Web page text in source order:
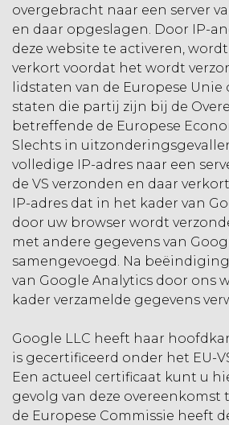
overgebracht naar een server
en daar opgeslagen. Door IP-
deze website te activeren,
verkort voordat het wordt
lidstaten van de Europese Unie
staten die partij zijn bij de
betreffende de Europese
Slechts in
volledige IP-adres naar een
de VS verzonden en daar
IP-adres dat in het kader van
door uw browser wordt
met andere gegevens van
samengevoegd. Na
van Google Analytics door ons
kader verzamelde gegevens
Google LLC heeft haar
is gecertificeerd onder het EU-
Een actueel certificaat kunt u
gevolg van deze overeenkomst
de Europese Commissie heeft